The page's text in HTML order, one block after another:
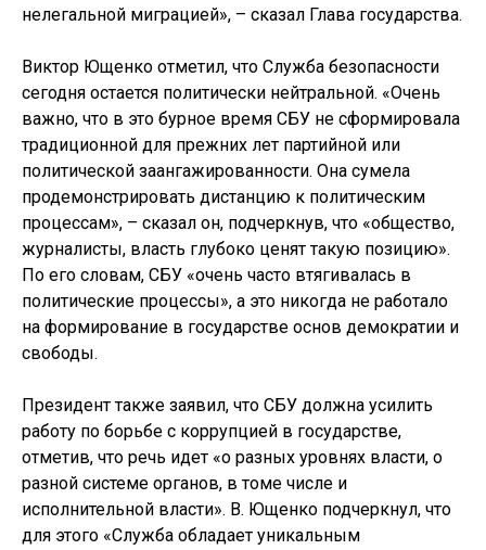
нелегальной миграцией», – сказал Глава государства.
Виктор Ющенко отметил, что Служба безопасности
сегодня остается политически нейтральной. «Очень
важно, что в это бурное время СБУ не сформировала
традиционной для прежних лет партийной или
политической заангажированности. Она сумела
продемонстрировать дистанцию к политическим
процессам», – сказал он, подчеркнув, что «общество,
журналисты, власть глубоко ценят такую позицию».
По его словам, СБУ «очень часто втягивалась в
политические процессы», а это никогда не работало
на формирование в государстве основ демократии и
свободы.
Президент также заявил, что СБУ должна усилить
работу по борьбе с коррупцией в государстве,
отметив, что речь идет «о разных уровнях власти, о
разной системе органов, в томе числе и
исполнительной власти». В. Ющенко подчеркнул, что
для этого «Служба обладает уникальным